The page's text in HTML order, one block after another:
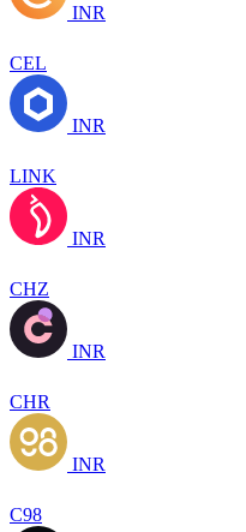
INR
CEL
INR
LINK
INR
CHZ
INR
CHR
INR
C98